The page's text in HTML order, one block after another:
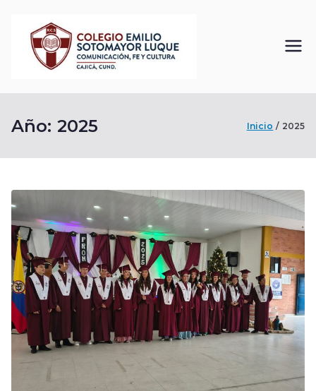
contenido
Emilio
ayor
Luque
Comunicación, Fe
Año: 2025 Inicio 2025